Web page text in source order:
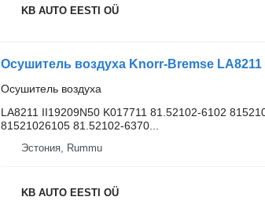
KB AUTO EESTI OÜ
Осушитель воздуха Knorr-Bremse LA8211
Осушитель воздуха
LA8211 II19209N50 K017711 81.52102-6102
81521026105 81.52102-6370...
Эстония, Rummu
KB AUTO EESTI OÜ